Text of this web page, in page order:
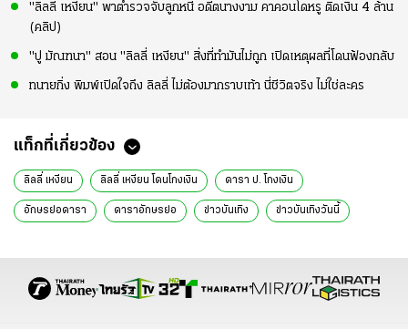
"ลิลลี่ เหงียน" พาตำรวจจับลูกหนี้ อดีตนางงาม คาคอนโดหรู ติดเงิน 4 ล้าน
(คลิป)
"ปู มัณฑนา" สอน "ลิลลี่ เหงียน" สิ่งที่ทำมันไม่ถูก เปิดเหตุผลที่โดนฟ้องกลับ
ทนายกิ่ง พิมพ์เปิดใจถึง ลิลลี่ ไม่ต้องมากราบเท้า นี่ชีวิตจริง ไม่ใช่ละคร
แท็กที่เกี่ยวข้อง
ลิลลี่ เหงียน ลิลลี่ เหงียน โดนโกงเงิน ดารา ป. โกงเงิน
อักษรย่อดารา ดาราอักษรย่อ ข่าวบันเทิง ข่าวบันเทิงวันนี้